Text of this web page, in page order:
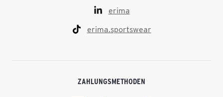
erima
erima.sportswear
ZAHLUNGSMETHODEN